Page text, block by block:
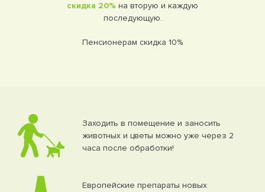
скидка 20% на вторую и каждую
последующую.
Пенсионерам скидка 10%
Заходить в помещение и заносить
животных и цветы можно уже через 2
часа после обработки!
Европейские препараты новых